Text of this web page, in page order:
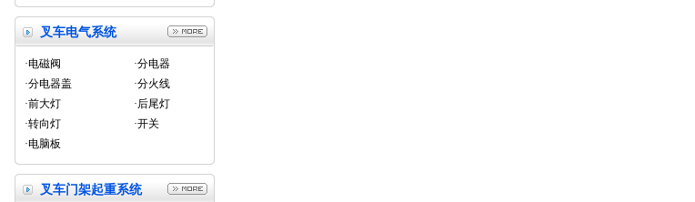
叉车电气系统
·电磁阀
·分电器
·分电器盖
·分火线
·前大灯
·后尾灯
·转向灯
·开关
·电脑板
叉车门架起重系统